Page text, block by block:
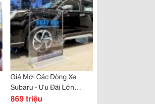
Giá Mới Các Dòng Xe
Subaru - Ưu Đãi Lớn
Tháng 10
869 triệu